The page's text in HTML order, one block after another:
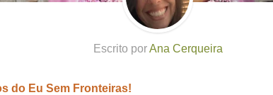
Escrito porAna Cerqueira
do Eu Sem Fronteiras!